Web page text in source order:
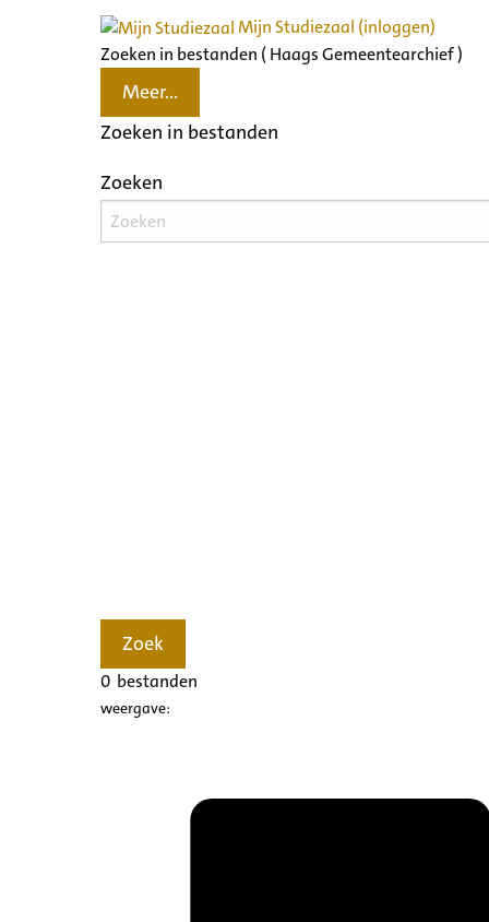
Mijn Studiezaal (inloggen)
Zoeken in bestanden ( Haags Gemeentearchief )
Meer...
Zoeken in bestanden
Zoeken
Zoek
0 bestanden
weergave: